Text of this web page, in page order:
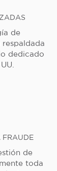
de
dedicado
FRAUDE
de
toda